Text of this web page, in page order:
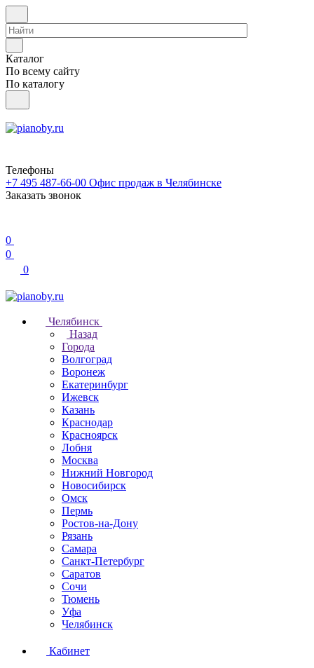
Каталог
По всему сайту
По каталогу
Телефоны
+7 495 487-66-00 Офис продаж в Челябинске
Заказать звонок
0
0
0
Челябинск
Назад
Города
Волгоград
Воронеж
Екатеринбург
Ижевск
Казань
Краснодар
Красноярск
Лобня
Москва
Нижний Новгород
Новосибирск
Омск
Пермь
Ростов-на-Дону
Рязань
Самара
Санкт-Петербург
Саратов
Сочи
Тюмень
Уфа
Челябинск
Кабинет